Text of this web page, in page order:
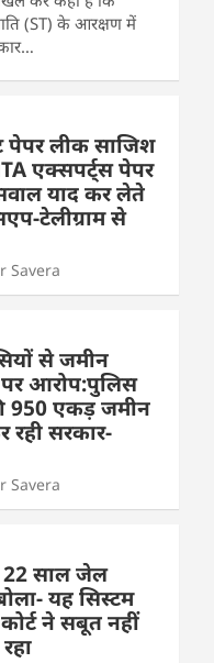
(ST) के आरक्षण में
पेपर लीक साजिश
एक्सपर्ट्स पेपर
याद कर लेते
टेलीग्राम से
Savera
से जमीन
आरोप:पुलिस
950 एकड़ जमीन
सरकार-
Savera
22 साल जेल
यह सिस्टम
ने सबूत नहीं